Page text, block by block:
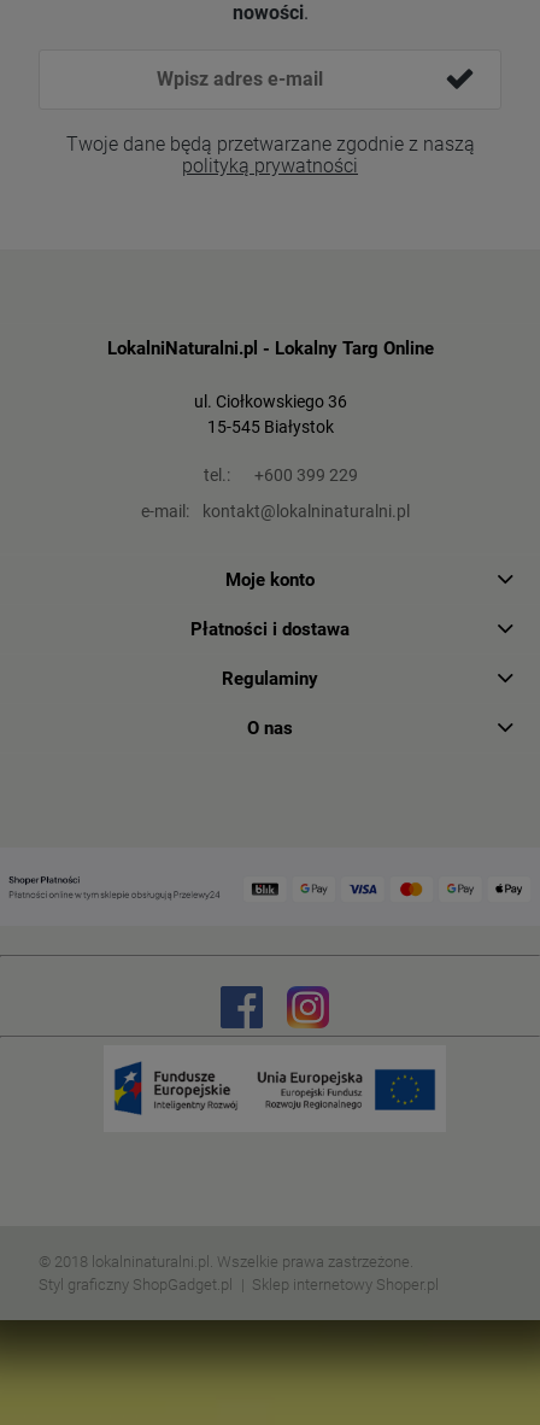
nowości.
Twoje dane będą przetwarzane zgodnie z naszą
polityką prywatności
LokalniNaturalni.pl - Lokalny Targ Online
ul. Ciołkowskiego 36
15-545 Białystok
tel.:
+600 399 229
e-mail:
kontakt@lokalninaturalni.pl
Moje konto
Płatności i dostawa
Regulaminy
O nas
© 2018 lokalninaturalni.pl. Wszelkie prawa zastrzeżone.
Styl graficzny ShopGadget.pl
Sklep internetowy Shoper.pl